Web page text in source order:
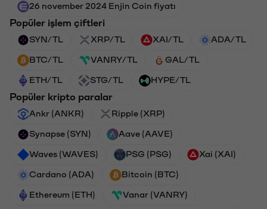
26 november 2024 Enjin Coin fiyatı
Popüler işlem çiftleri
SYN/TL XRP/TL XAI/TL ADA/TL
BTC/TL VANRY/TL GAL/TL
ETH/TL STG/TL HYPE/TL
Popüler kripto paralar
Ankr (ANKR) Ripple (XRP)
Synapse (SYN) Aave (AAVE)
Waves (WAVES) PSG (PSG) Xai (XAI)
Cardano (ADA) Bitcoin (BTC)
Ethereum (ETH) Vanar (VANRY)